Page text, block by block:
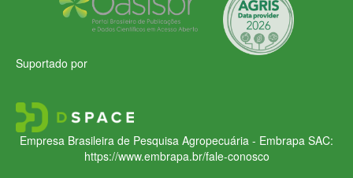
Suportado por
Empresa Brasileira de Pesquisa Agropecuária - Embrapa SAC:
https://www.embrapa.br/fale-conosco